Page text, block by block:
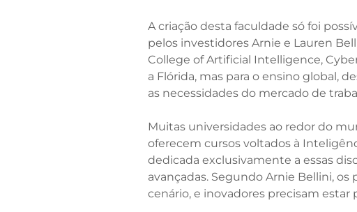
A criação desta faculdade só foi
pelos investidores Arnie e Lauren
College of Artificial Intelligence,
a Flórida, mas para o ensino global,
as necessidades do mercado de
Muitas universidades ao redor do
oferecem cursos voltados à
dedicada exclusivamente a essas
avançadas. Segundo Arnie Bellini,
cenário, e inovadores precisam estar